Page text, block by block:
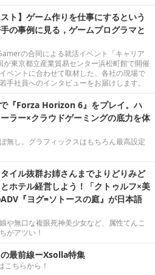
スト】ゲーム作りを仕事にするという
の事例に見る，ゲームプログラマと
の合同による就活イベント「キャリア
が東京都立産業貿易センター浜松町館で開催
ベントに合わせて取材した、各社の現場で
手社員へのインタビューをお届けします。
『Forza Horizon 6』をプレイ。ハ
ラー×クラウドゲーミングの底力を体
無し。グラフィックスはもちろん最高設定
イル抜群お姉さんまでよりどりみど
ホテル経営しよう！「クトゥルフ×美
『ヨグ=ソトースの庭』が日本語
や無口な複眼死神美少女など、属性てんこ
がアツい！
最前線ーXsolla特集
こちらから！